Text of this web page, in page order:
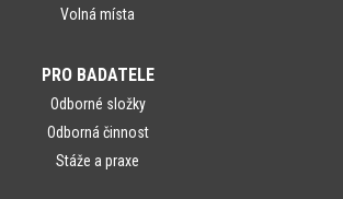
Volná místa
PRO BADATELE
Odborné složky
Odborná činnost
Stáže a praxe